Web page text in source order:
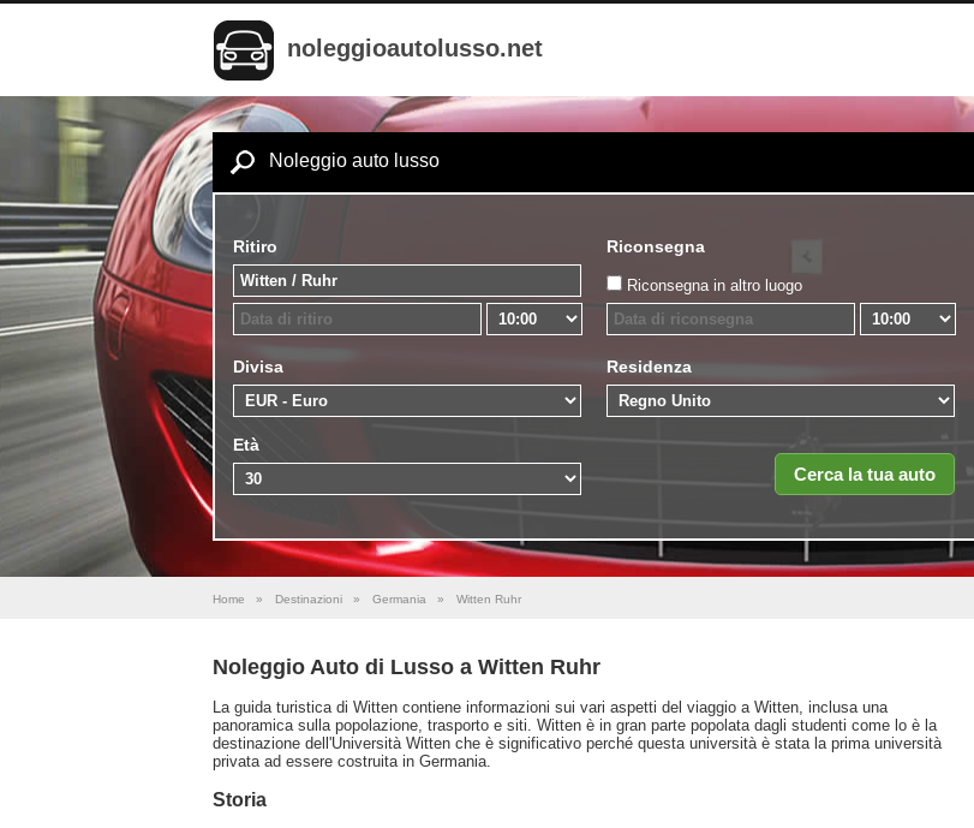
noleggioautolusso.net
Noleggio auto lusso
Ritiro Riconsegna
Riconsegna in altro luogo
Divisa Residenza
Età
Home » Destinazioni » Germania » Witten Ruhr
Noleggio Auto di Lusso a Witten Ruhr
La guida turistica di Witten contiene informazioni sui vari aspetti del viaggio a Witten, inclusa una
panoramica sulla popolazione, trasporto e siti. Witten è in gran parte popolata dagli studenti come lo è la
destinazione dell'Università Witten che è significativo perché questa università è stata la prima università
privata ad essere costruita in Germania.
Storia